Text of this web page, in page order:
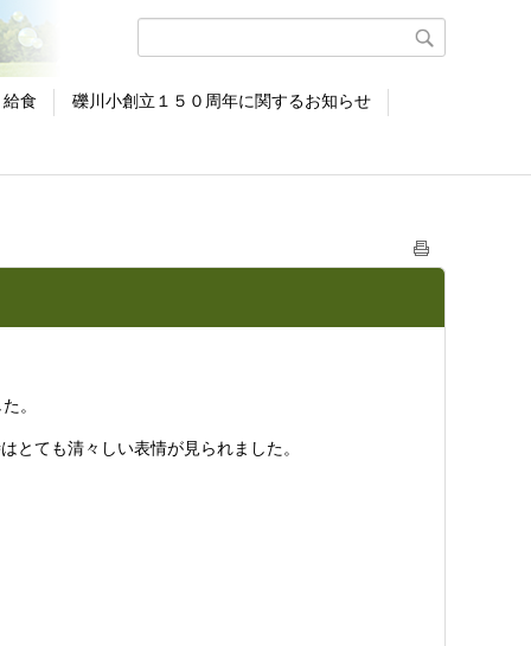
給食 礫川小創立１５０周年に関するお知らせ
。
ても清々しい表情が見られました。